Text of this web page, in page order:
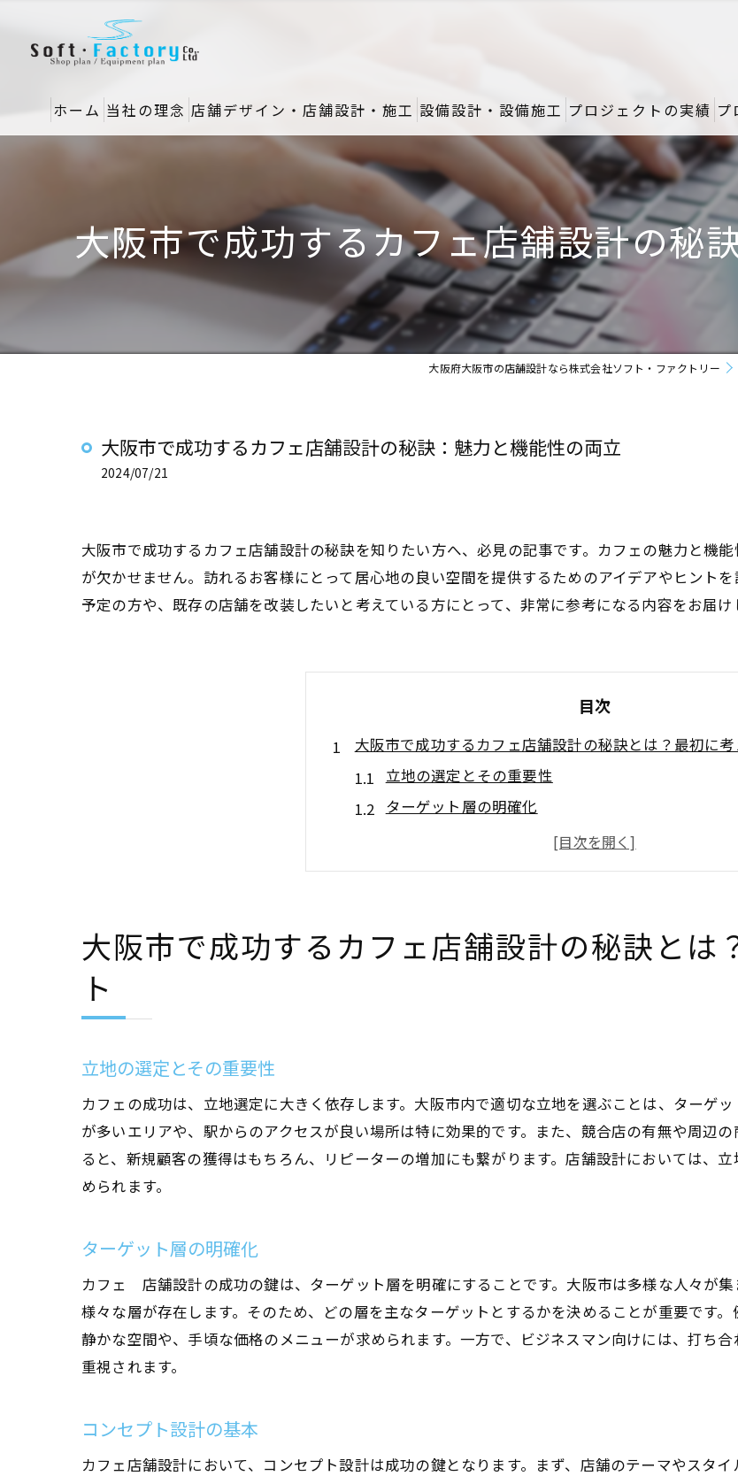
ホーム 当社の理念 店舗デザイン・店舗設計・施工 設備設計・設備施工 プロジェクトの実績 プ
大阪市で成功するカフェ店舗設計の秘
大阪府大阪市の店舗設計なら株式会社ソフト・ファクトリー
大阪市で成功するカフェ店舗設計の秘訣：魅力と機能性の両立
2024/07/21
大阪市で成功するカフェ店舗設計の秘訣を知りたい方へ、必見の記事です。カフェの魅力と機
が欠かせません。訪れるお客様にとって居心地の良い空間を提供するためのアイデアやヒント
予定の方や、既存の店舗を改装したいと考えている方にとって、非常に参考になる内容をお届け
目次
大阪市で成功するカフェ店舗設計の秘訣とは？最初に
立地の選定とその重要性
ターゲット層の明確化
予算とコスト管理
スケジュール管理と工期の調整
魅力的なカフェを作るための大阪市の店舗設計の基本要
音響とBGMの工夫
メニューと店舗設計の連動
プライバシーと開放感のバランス
季節感を感じさせるデザイン
実際の店舗のビフォー&アフター
大阪市で成功するカフェ店舗設計の秘訣とは
ト
立地の選定とその重要性
カフェの成功は、立地選定に大きく依存します。大阪市内で適切な立地を選ぶことは、ターゲ
が多いエリアや、駅からのアクセスが良い場所は特に効果的です。また、競合店の有無や周辺
ると、新規顧客の獲得はもちろん、リピーターの増加にも繋がります。店舗設計においては、
められます。
ターゲット層の明確化
カフェ 店舗設計の成功の鍵は、ターゲット層を明確にすることです。大阪市は多様な人々が集
様々な層が存在します。そのため、どの層を主なターゲットとするかを決めることが重要です
静かな空間や、手頃な価格のメニューが求められます。一方で、ビジネスマン向けには、打ち
重視されます。
コンセプト設計の基本
カフェ店舗設計において、コンセプト設計は成功の鍵となります。まず、店舗のテーマやスタ